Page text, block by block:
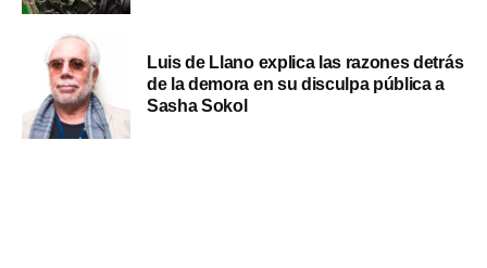
Luis de Llano explica las razones detrás
de la demora en su disculpa pública a
Sasha Sokol